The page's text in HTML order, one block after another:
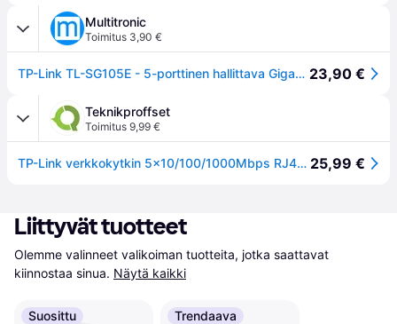
Multitronic
Toimitus 3,90 €
TP-Link TL-SG105E - 5-porttinen hallittava Gigabit Easy Smart -kytkin, musta 23,90 €
Teknikproffset
Toimitus 9,99 €
TP-Link verkkokytkin 5x10/100/1000Mbps RJ45, VLAN, QoS, IGMP 25,99 €
Liittyvät tuotteet
Olemme valinneet valikoiman tuotteita, jotka saattavat
kiinnostaa sinua. Näytä kaikki
Suosittu Trendaava